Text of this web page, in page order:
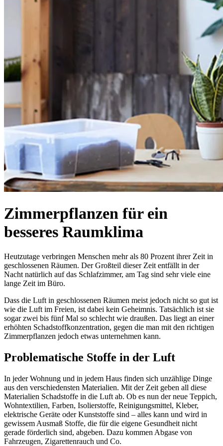
Zimmerpflanzen für ein
besseres Raumklima
Heutzutage verbringen Menschen mehr als 80 Prozent ihrer Zeit in
geschlossenen Räumen. Der Großteil dieser Zeit entfällt in der
Nacht natürlich auf das Schlafzimmer, am Tag sind sehr viele eine
lange Zeit im Büro.
Dass die Luft in geschlossenen Räumen meist jedoch nicht so gut ist
wie die Luft im Freien, ist dabei kein Geheimnis. Tatsächlich ist sie
sogar zwei bis fünf Mal so schlecht wie draußen. Das liegt an einer
erhöhten Schadstoffkonzentration, gegen die man mit den richtigen
Zimmerpflanzen jedoch etwas unternehmen kann.
Problematische Stoffe in der Luft
In jeder Wohnung und in jedem Haus finden sich unzählige Dinge
aus den verschiedensten Materialien. Mit der Zeit geben all diese
Materialien Schadstoffe in die Luft ab. Ob es nun der neue Teppich,
Wohntextilien, Farben, Isolierstoffe, Reinigungsmittel, Kleber,
elektrische Geräte oder Kunststoffe sind – alles kann und wird in
gewissem Ausmaß Stoffe, die für die eigene Gesundheit nicht
gerade förderlich sind, abgeben. Dazu kommen Abgase von
Fahrzeugen, Zigarettenrauch und Co.